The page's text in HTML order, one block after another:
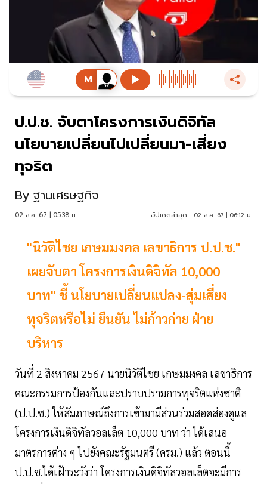
ป.ป.ช. จับตาโครงการเงินดิจิทัล
นโยบายเปลี่ยนไปเปลี่ยนมา-เสี่ยง
ทุจริต
By ฐานเศรษฐกิจ
02 ส.ค. 67 | 05:38 น. อัปเดตล่าสุด : 02 ส.ค. 67 | 06:12 น.
"นิวัติไชย เกษมมงคล เลขาธิการ ป.ป.ช."
เผยจับตา โครงการเงินดิจิทัล 10,000
บาท" ชี้ นโยบายเปลี่ยนแปลง-สุ่มเสี่ยง
ทุจริตหรือไม่ ยืนยัน ไม่ก้าวก่าย ฝ่าย
บริหาร
วันที่ 2 สิงหาคม 2567 นายนิวัติไชย เกษมมงคล เลขาธิการ
คณะกรรมการป้องกันและปราบปรามการทุจริตแห่งชาติ
(ป.ป.ช.) ให้สัมภาษณ์ถึงการเข้ามามีส่วนร่วมสอดส่องดูแล
โครงการเงินดิจิทัลวอลเล็ต 10,000 บาท ว่า ได้เสนอ
มาตรการต่าง ๆ ไปยังคณะรัฐมนตรี (ครม.) แล้ว ตอนนี้
ป.ป.ช.ได้เฝ้าระวังว่า โครงการเงินดิจิทัลวอลเล็ตจะมีการ